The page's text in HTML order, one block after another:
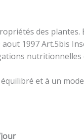
des plantes.
1997 Art.5bis
et à un mode